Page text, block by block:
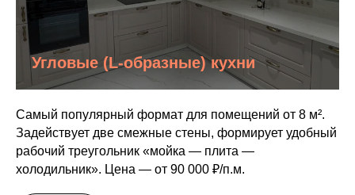
Угловые (L-образные) кухни
Самый популярный формат для помещений от 8 м².
Задействует две смежные стены, формирует удобный
рабочий треугольник «мойка — плита —
холодильник». Цена — от 90 000 ₽/п.м.